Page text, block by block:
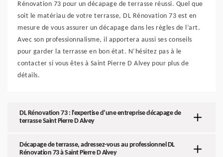
Rénovation 73 pour un décapage de terrasse réussi. Quel que
soit le matériau de votre terrasse, DL Rénovation 73 est en
mesure de vous assurer un décapage dans les règles de l’art.
Avec son professionnalisme, il apportera aussi ses conseils
pour garder la terrasse en bon état. N’hésitez pas à le
contacter si vous êtes à Saint Pierre D Alvey pour plus de
détails.
DL Rénovation 73 : l’expertise d’une entreprise décapage de
terrasse Saint Pierre D Alvey
Décapage de terrasse, adressez-vous au professionnel DL
Rénovation 73 à Saint Pierre D Alvey